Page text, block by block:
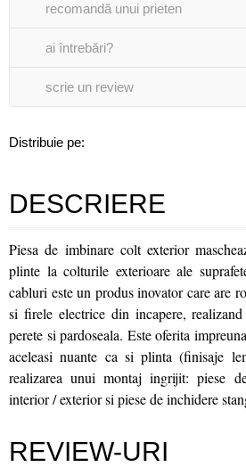
recomandă unui prieten
ai întrebări?
scrie un review
Distribuie pe:
DESCRIERE
Piesa de imbinare colt exterior
plinte la colturile exterioare ale
cabluri este un produs inovator care are
si firele electrice din incapere,
perete si pardoseala. Este oferita
aceleasi nuante ca si plinta (finisaje
realizarea unui montaj ingrijit: piese
interior / exterior si piese de inchidere
REVIEW-URI